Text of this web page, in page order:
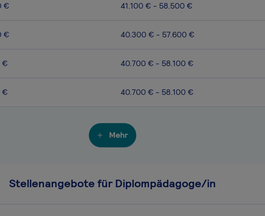
€ 41.100 € - 58.500 €
€ 40.300 € - 57.600 €
€ 40.700 € - 58.100 €
€ 40.700 € - 58.100 €
Mehr
Stellenangebote für Diplompädagoge/in